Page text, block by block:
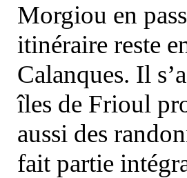
Morgiou en
itinéraire reste
Calanques. Il
îles de Frioul
aussi des
fait partie